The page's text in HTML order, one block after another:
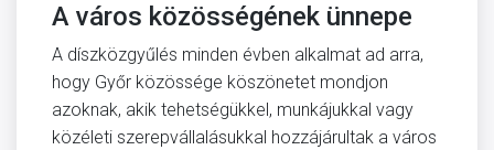
A város közösségének ünnepe
A díszközgyűlés minden évben alkalmat ad arra,
hogy Győr közössége köszönetet mondjon
azoknak, akik tehetségükkel, munkájukkal vagy
közéleti szerepvállalásukkal hozzájárultak a város